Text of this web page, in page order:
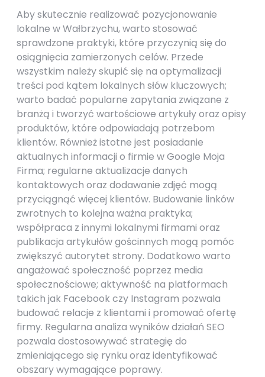
Aby skutecznie realizować pozycjonowanie
lokalne w Wałbrzychu, warto stosować
sprawdzone praktyki, które przyczynią się do
osiągnięcia zamierzonych celów. Przede
wszystkim należy skupić się na optymalizacji
treści pod kątem lokalnych słów kluczowych;
warto badać popularne zapytania związane z
branżą i tworzyć wartościowe artykuły oraz opisy
produktów, które odpowiadają potrzebom
klientów. Również istotne jest posiadanie
aktualnych informacji o firmie w Google Moja
Firma; regularne aktualizacje danych
kontaktowych oraz dodawanie zdjęć mogą
przyciągnąć więcej klientów. Budowanie linków
zwrotnych to kolejna ważna praktyka;
współpraca z innymi lokalnymi firmami oraz
publikacja artykułów gościnnych mogą pomóc
zwiększyć autorytet strony. Dodatkowo warto
angażować społeczność poprzez media
społecznościowe; aktywność na platformach
takich jak Facebook czy Instagram pozwala
budować relacje z klientami i promować ofertę
firmy. Regularna analiza wyników działań SEO
pozwala dostosowywać strategię do
zmieniającego się rynku oraz identyfikować
obszary wymagające poprawy.